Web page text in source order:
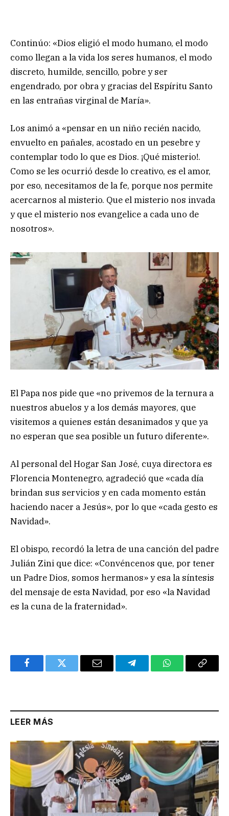
Continúo: «Dios eligió el modo humano, el modo
como llegan a la vida los seres humanos, el modo
discreto, humilde, sencillo, pobre y ser
engendrado, por obra y gracias del Espíritu Santo
en las entrañas virginal de María».
Los animó a «pensar en un niño recién nacido,
envuelto en pañales, acostado en un pesebre y
contemplar todo lo que es Dios. ¡Qué misterio!.
Como se les ocurrió desde lo creativo, es el amor,
por eso, necesitamos de la fe, porque nos permite
acercarnos al misterio. Que el misterio nos invada
y que el misterio nos evangelice a cada uno de
nosotros».
El Papa nos pide que «no privemos de la ternura a
nuestros abuelos y a los demás mayores, que
visitemos a quienes están desanimados y que ya
no esperan que sea posible un futuro diferente».
Al personal del Hogar San José, cuya directora es
Florencia Montenegro, agradeció que «cada día
brindan sus servicios y en cada momento están
haciendo nacer a Jesús», por lo que «cada gesto es
Navidad».
El obispo, recordó la letra de una canción del padre
Julián Zini que dice: «Convéncenos que, por tener
un Padre Dios, somos hermanos» y esa la síntesis
del mensaje de esta Navidad, por eso «la Navidad
es la cuna de la fraternidad».
FacebookTwitter Email TelegramWhatsAppCopy
LEER MÁS